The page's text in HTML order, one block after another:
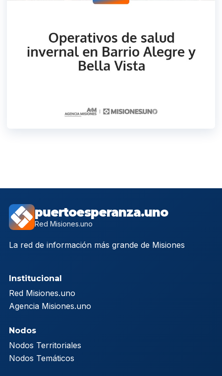
puertoesperanza.uno
Red Misiones.uno
La red de información más grande de Misiones
Institucional
Red Misiones.uno
Agencia Misiones.uno
Nodos
Nodos Territoriales
Nodos Temáticos